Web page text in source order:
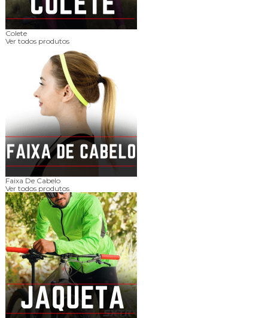
Colete
Ver todos produtos
Faixa De Cabelo
Ver todos produtos